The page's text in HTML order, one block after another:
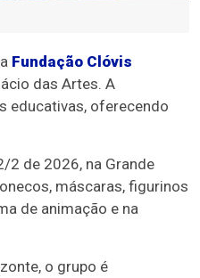
Fundação Clóvis
das Artes. A
educativas, oferecendo
2 de 2026, na Grande
máscaras, figurinos
de animação e na
o grupo é